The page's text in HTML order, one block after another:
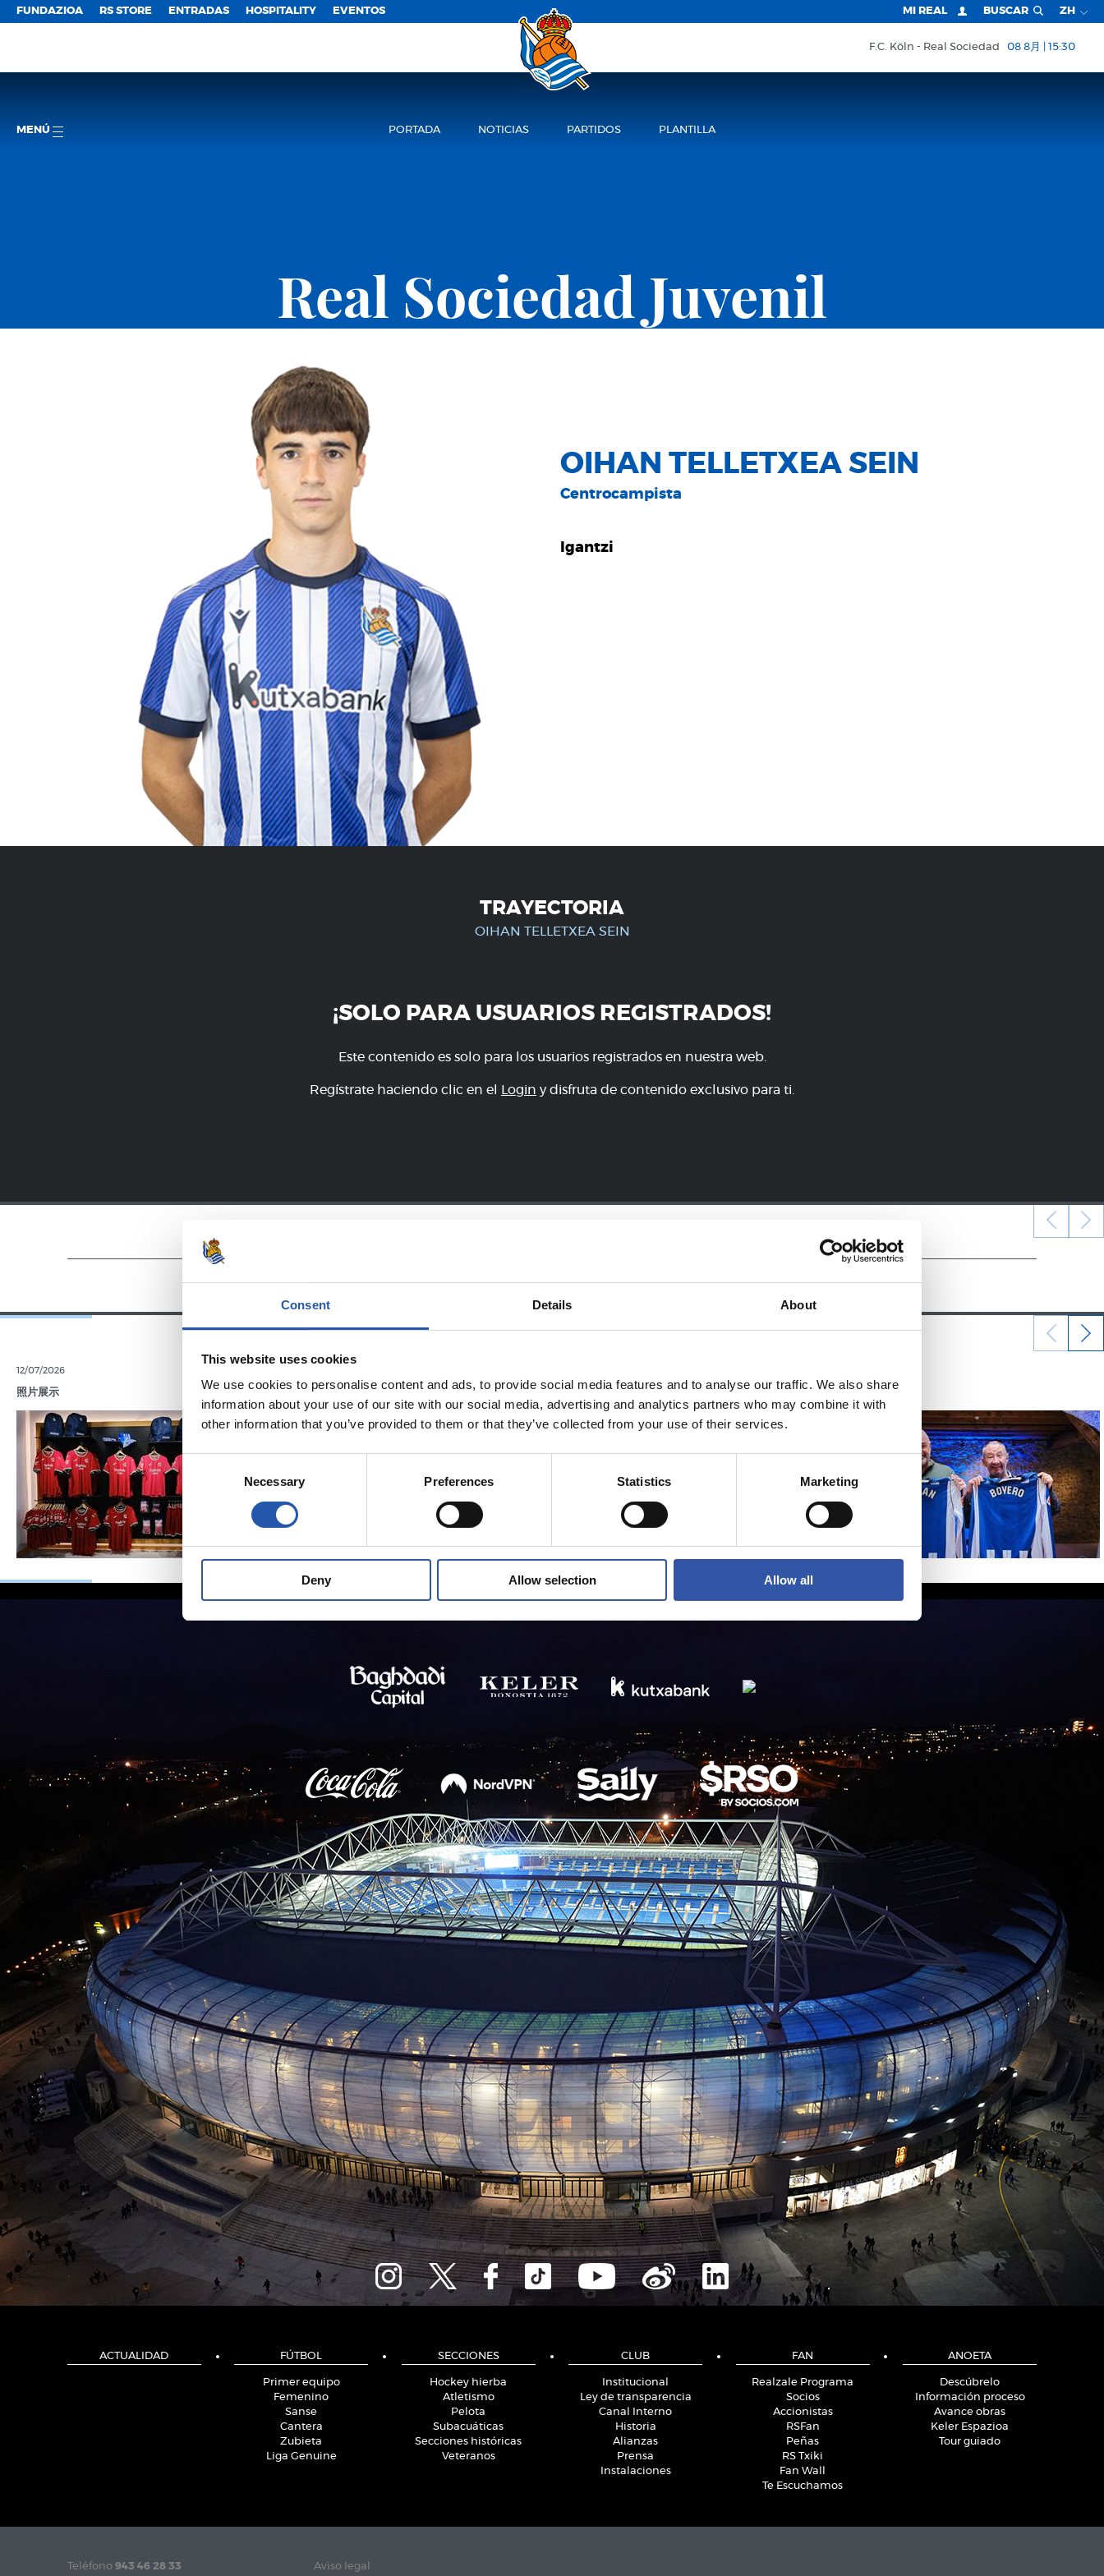
Consent Details About
This website uses cookies
We use cookies to personalise content and ads, to provide social media features and to analyse our traffic. We also share
information about your use of our site with our social media, advertising and analytics partners who may combine it with
other information that you’ve provided to them or that they’ve collected from your use of their services.
Consent
Necessary Preferences Statistics Marketing
Deny Allow selection Allow all
FUNDAZIOA RS STORE ENTRADAS HOSPITALITY EVENTOS MI REAL BUSCAR ZH
F.C. Köln Real Sociedad 08 8月 | 15:30
MENÚ PORTADA NOTICIAS PARTIDOS PLANTILLA
Real Sociedad Juvenil
OIHAN TELLETXEA SEIN
Centrocampista
Igantzi
TRAYECTORIA
OIHAN TELLETXEA SEIN
¡SOLO PARA USUARIOS REGISTRADOS!
Este contenido es solo para los usuarios registrados en nuestra web.
Regístrate haciendo clic en el Login y disfruta de contenido exclusivo para ti.
12/07/2026
照片展示 照片展示 照片展示 照片展示
ACTUALIDAD FÚTBOL
Primer equipo
Femenino
Sanse
Cantera
Zubieta
Liga Genuine
SECCIONES
Hockey hierba
Atletismo
Pelota
Subacuáticas
Secciones históricas
Veteranos
CLUB
Institucional
Ley de transparencia
Canal Interno
Historia
Alianzas
Prensa
Instalaciones
FAN
Realzale Programa
Socios
Accionistas
RSFan
Peñas
RS Txiki
Fan Wall
Te Escuchamos
ANOETA
Descúbrelo
Información proceso
Avance obras
Keler Espazioa
Tour guiado
Teléfono 943 46 28 33
Aviso legal